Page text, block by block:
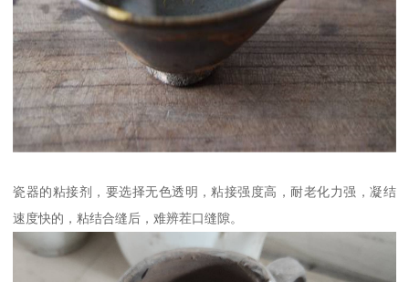
瓷器的粘接剂，要选择无色透明，粘接强度高，耐老化力强，凝结
速度快的，粘结合缝后，难辨茬口缝隙。